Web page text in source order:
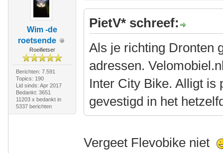
Wim -de
roetsende
Roeifietser
Berichten: 7.591
Topics: 190
Lid sinds: Apr 2017
Bedankt: 3651
11203 x bedankt in
5337 berichten
PietV* schreef:
Als je richting Dronten
adressen.
Inter City Bike. Alligt is
gevestigd in het
Vergeet Flevobike niet